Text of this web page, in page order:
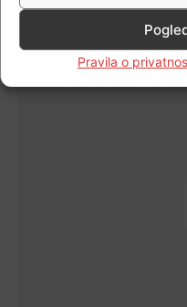
Pravila o
MUSLIMANSKOG
Braniteljski portal 30.09.2018